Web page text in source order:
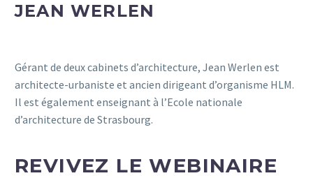
JEAN WERLEN
Gérant de deux cabinets d’architecture, Jean Werlen est
architecte-urbaniste et ancien dirigeant d’organisme HLM.
Il est également enseignant à l’Ecole nationale
d’architecture de Strasbourg.
REVIVEZ LE WEBINAIRE